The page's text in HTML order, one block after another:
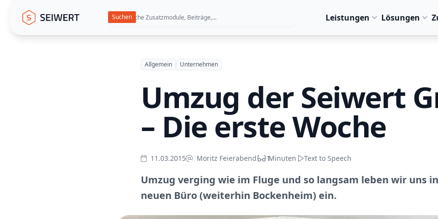
Seiwert GmbH Leistungen Lösungen
Allgemein Unternehmen
Umzug der Seiwert
– Die erste Woche
11.03.2015 Moritz Feierabend 1Minuten Text to Speech
Umzug verging wie im Fluge und so langsam leben wir uns
neuen Büro (weiterhin Bockenheim) ein.